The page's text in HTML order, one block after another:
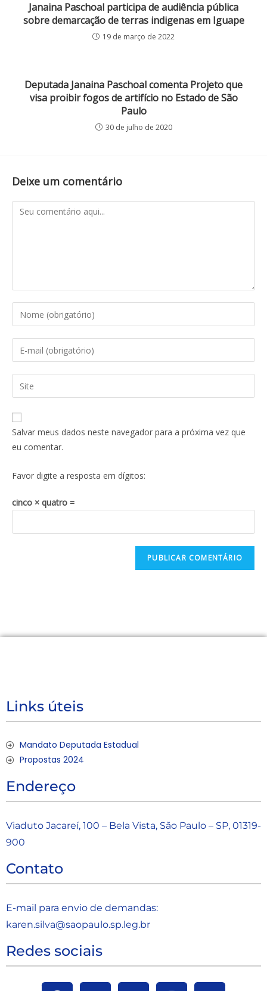
Janaina Paschoal participa de audiência pública
sobre demarcação de terras indigenas em Iguape
19 de março de 2022
Deputada Janaina Paschoal comenta Projeto que
visa proibir fogos de artifício no Estado de São
Paulo
30 de julho de 2020
Deixe um comentário
Salvar meus dados neste navegador para a próxima vez que
eu comentar.
Favor digite a resposta em dígitos:
cinco × quatro =
Links úteis
Mandato Deputada Estadual
Propostas 2024
Endereço
Viaduto Jacareí, 100 – Bela Vista, São Paulo – SP, 01319-
900
Contato
E-mail para envio de demandas:
karen.silva@saopaulo.sp.leg.br
Redes sociais